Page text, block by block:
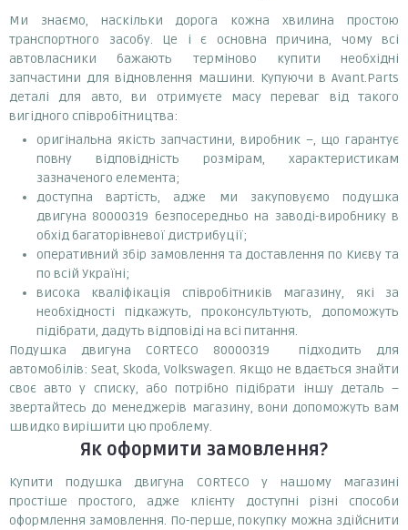
Ми знаємо, наскільки дорога кожна хвилина простою
транспортного засобу. Це і є основна причина, чому всі
автовласники бажають терміново купити необхідні
запчастини для відновлення машини. Купуючи в Avant.Parts
деталі для авто, ви отримуєте масу переваг від такого
вигідного співробітництва:
оригінальна якість запчастини, виробник –, що гарантує
повну відповідність розмірам, характеристикам
зазначеного елемента;
доступна вартість, адже ми закуповуємо подушка
двигуна 80000319 безпосередньо на заводі-виробнику в
обхід багаторівневої дистрибуції;
оперативний збір замовлення та доставлення по Києву та
по всій Україні;
висока кваліфікація співробітників магазину, які за
необхідності підкажуть, проконсультують, допоможуть
підібрати, дадуть відповіді на всі питання.
Подушка двигуна CORTECO 80000319 підходить для
автомобілів: Seat, Skoda, Volkswagen. Якщо не вдається знайти
своє авто у списку, або потрібно підібрати іншу деталь –
звертайтесь до менеджерів магазину, вони допоможуть вам
швидко вирішити цю проблему.
Як оформити замовлення?
Купити подушка двигуна CORTECO у нашому магазині
простіше простого, адже клієнту доступні різні способи
оформлення замовлення. По-перше, покупку можна здійснити